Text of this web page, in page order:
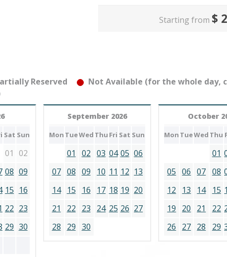
Starting from $
Reserved
Not Available (for the whole day,
Sat Sun
01
02
08 09
15 16
22 23
29 30
September 2026
Mon TueWed Thu Fri Sat Sun
01 02 03 04 05 06
07 08 09 10 11 12 13
14
15 16 17 18 19 20
21
22 23 24 25 26 27
28
29 30
October
Mon TueWed Thu
01
05
06 07 08
12
13 14 15
19
20 21 22
26
27 28 29